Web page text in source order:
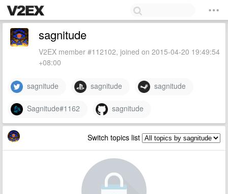
sagnitude
V2EX member #112102, joined on 2015-04-20 19:49:54
+08:00
sagnitude sagnitude sagnitude
Sagnitude#1162 sagnitude
Switch topics list